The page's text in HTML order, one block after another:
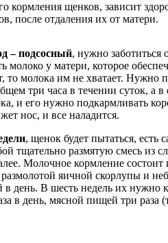
кормления щенков, зависит
после отдаления их от матери.
– подсосный, нужно заботиться
молоко у матери, которое
то молока им не хватает. Нужно
три часа в течении суток, а
и его нужно подкармливать
нос, и все наладится.
, щенок будет пытаться,
тщательно размятую смесь
Молочное кормление
яичной скорлупы и
день. В шесть недель их нужно
в день, мясной пищей три раза